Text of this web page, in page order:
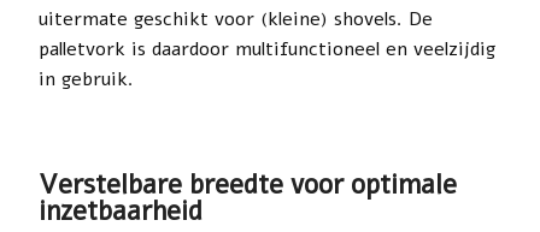
uitermate geschikt voor (kleine) shovels. De
palletvork is daardoor multifunctioneel en veelzijdig
in gebruik.
Verstelbare breedte voor optimale
inzetbaarheid